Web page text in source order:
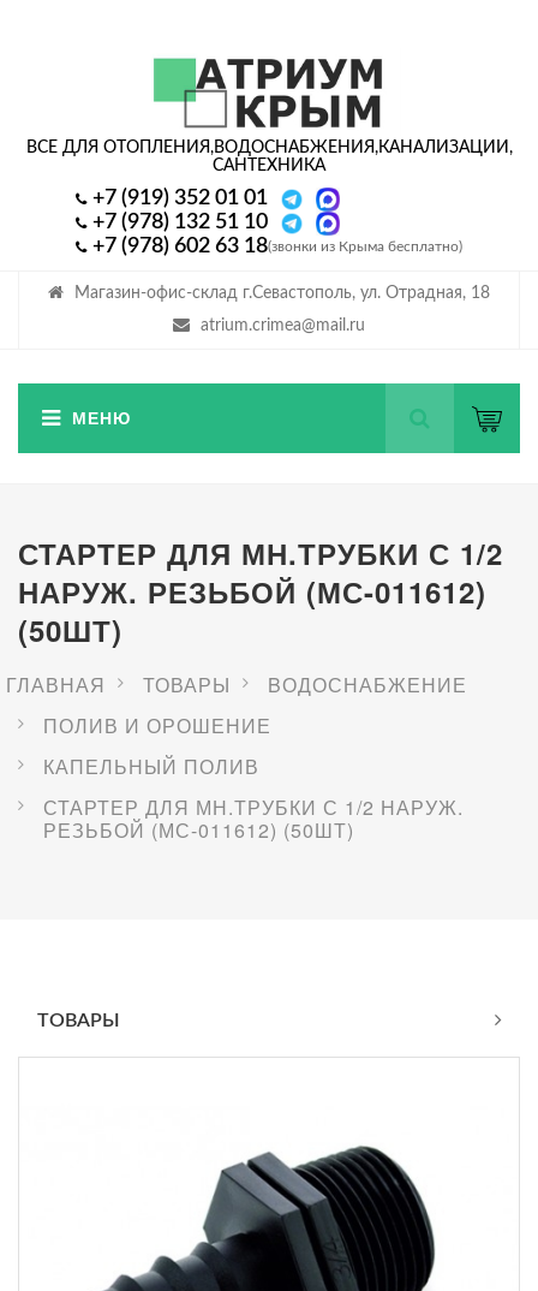
Магазин-офис-склад г.Севастополь, ул. Отрадная, 18
atrium.crimea@mail.ru
ВСЕ ДЛЯ ОТОПЛЕНИЯ,ВОДОСНАБЖЕНИЯ,КАНАЛИЗАЦИИ,
САНТЕХНИКА
+7 (919) 352 01 01
+7 (978) 132 51 10
+7 (978) 602 63 18(звонки из Крыма бесплатно)
СТАРТЕР ДЛЯ МН.ТРУБКИ С 1/2
НАРУЖ. РЕЗЬБОЙ (МС-011612)
(50ШТ)
ГЛАВНАЯ ТОВАРЫ
BОДОСНАБЖЕНИЕ
ПОЛИВ И ОРОШЕНИЕ
КАПЕЛЬНЫЙ ПОЛИВ
СТАРТЕР ДЛЯ МН.ТРУБКИ С 1/2 НАРУЖ.
РЕЗЬБОЙ (МС-011612) (50ШТ)
ТОВАРЫ